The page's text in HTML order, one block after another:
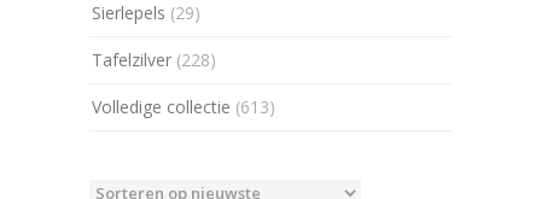
Sierlepels (29)
Tafelzilver (228)
Volledige collectie (613)